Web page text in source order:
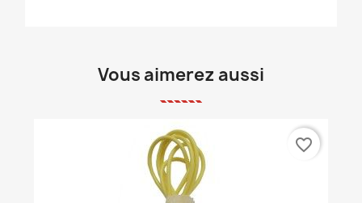
Vous aimerez aussi
favorite_border